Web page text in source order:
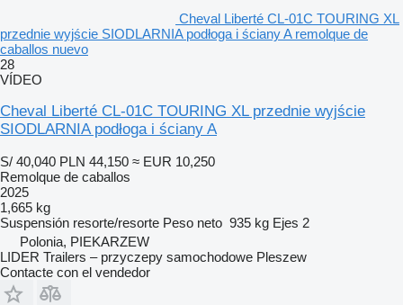
Cheval Liberté CL-01C TOURING XL
przednie wyjście SIODLARNIA podłoga i ściany A remolque de
caballos nuevo
28
VÍDEO
Cheval Liberté CL-01C TOURING XL przednie wyjście
SIODLARNIA podłoga i ściany A
S/ 40,040 PLN 44,150 ≈ EUR 10,250
Remolque de caballos
2025
1,665 kg
Suspensión resorte/resorte Peso neto 935 kg Ejes 2
Polonia, PIEKARZEW
LIDER Trailers – przyczepy samochodowe Pleszew
Contacte con el vendedor